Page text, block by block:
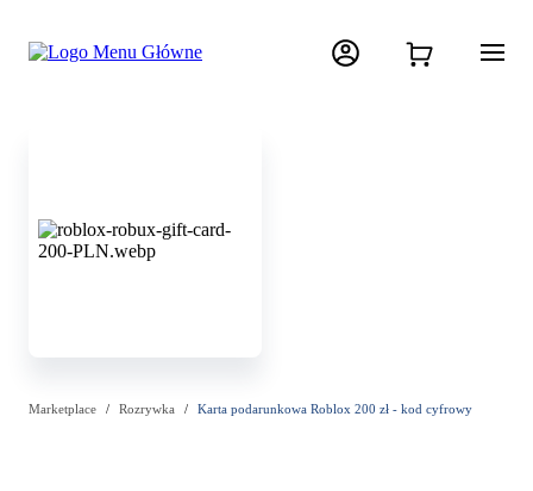
Marketplace Rozrywka Karta podarunkowa Roblox 200 zł - kod cyfrowy